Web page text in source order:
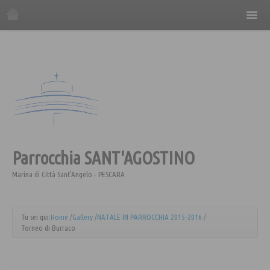
Orario Sante Messe
Gli incontri in parrocchia
Il Consiglio Economico
Il Comitato Festa
I Gruppi Parrocchiali
Coro "Canta e Cammina"
Parrocchia SANT'AGOSTINO
Marina di Città Sant'Angelo - PESCARA
Tu sei qui:Home /Gallery /NATALE IN PARROCCHIA 2015-2016 /
Torneo di Burraco